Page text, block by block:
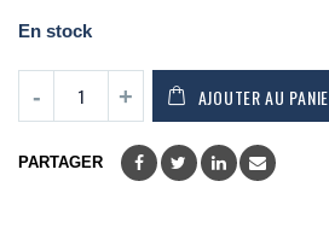
En stock
AJOUTER AU
PARTAGER